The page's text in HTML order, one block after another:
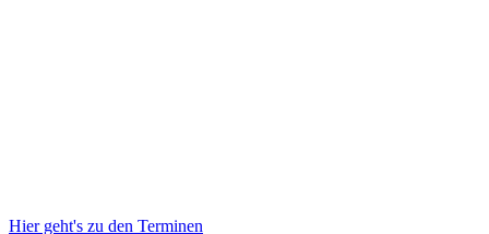
Hier geht's zu den Terminen